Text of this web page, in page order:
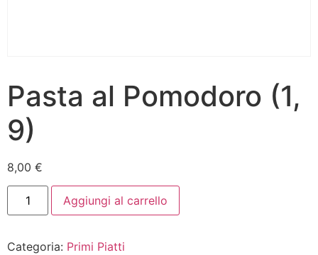
Pasta al Pomodoro (1,
9)
8,00 €
Aggiungi al carrello
Categoria: Primi Piatti